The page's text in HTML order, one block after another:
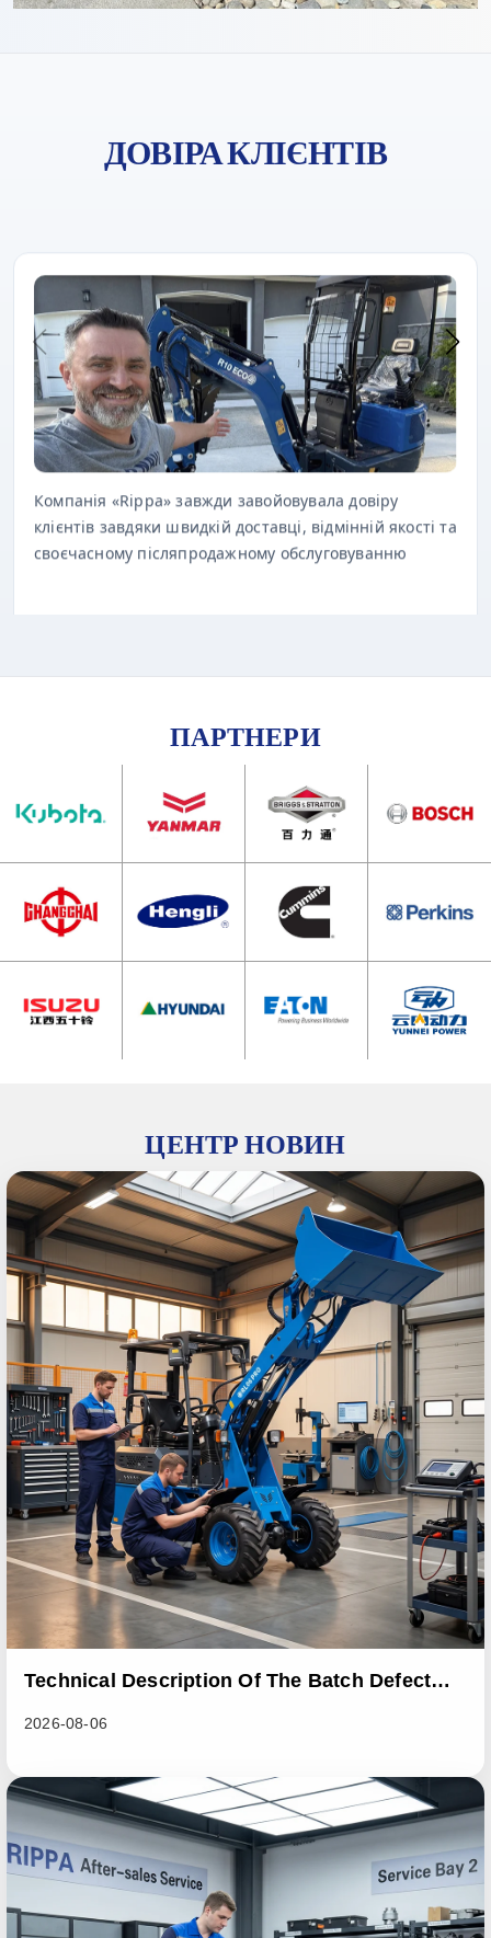
ДОВІРА КЛІЄНТІВ
Компанія «Rippa» завжди завойовувала довіру
клієнтів завдяки швидкій доставці, відмінній якості та
своєчасному післяпродажному обслуговуванню
ПАРТНЕРИ
ЦЕНТР НОВИН
Technical Description Of The Batch Defect
2026-08-06